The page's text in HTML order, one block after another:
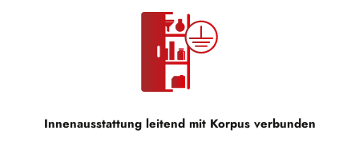
Innenausstattung leitend mit Korpus verbunden